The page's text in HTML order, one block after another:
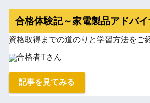
合格体験記～家電製品アドバ
資格取得までの道のりと学習方法をご
合格者Tさん
記事を見てみる